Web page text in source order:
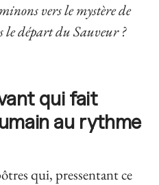
vers le mystère de
le départ du Sauveur ?
qui fait
au rythme
qui, pressentant ce